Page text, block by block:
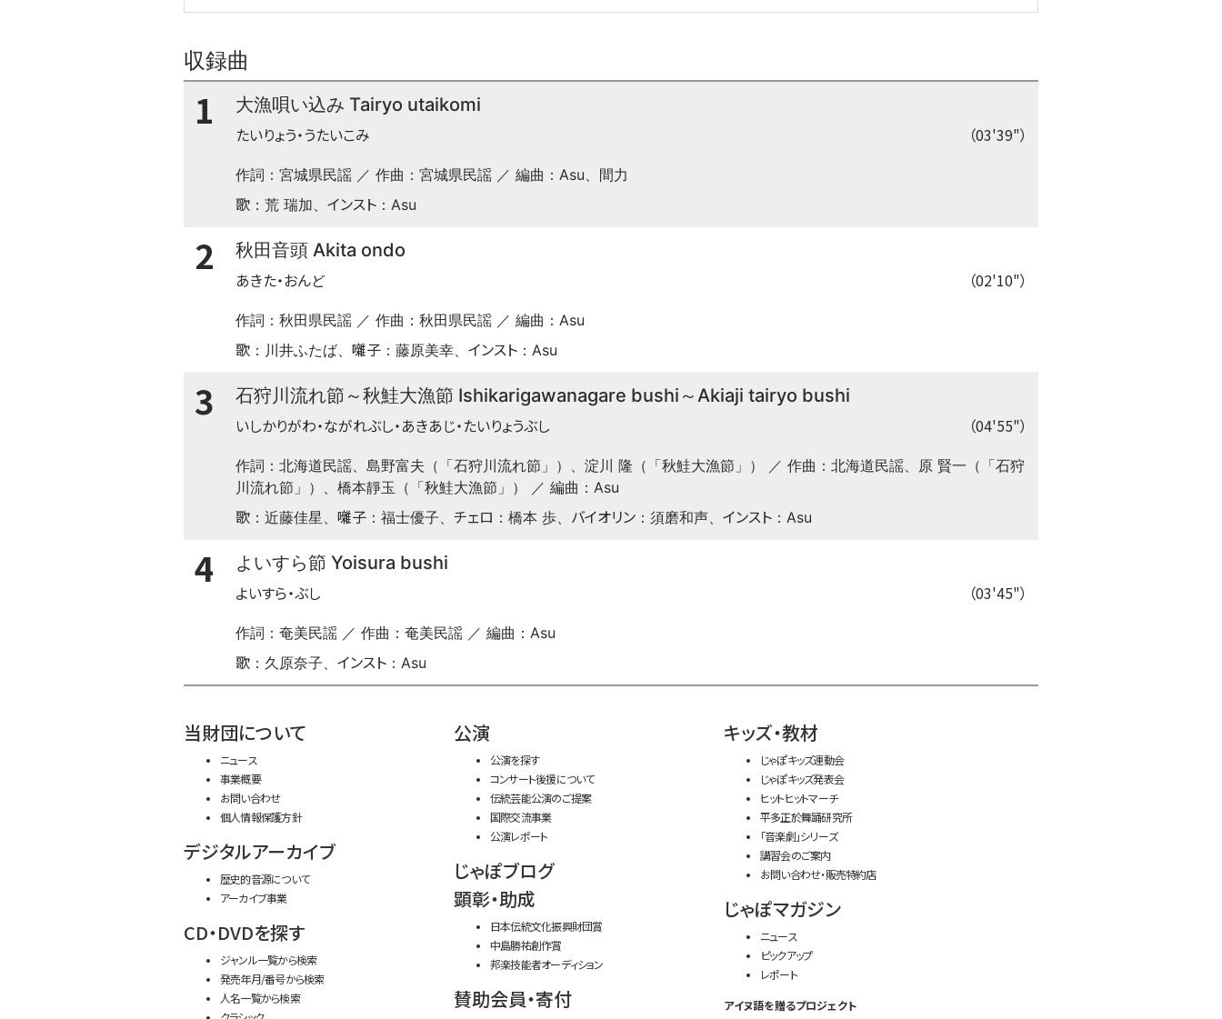
収録曲
1
大漁唄い込み Tairyo utaikomi
（03'39"）
たいりょう・うたいこみ
作詞：宮城県民謡 ／ 作曲：宮城県民謡 ／ 編曲：Asu、間力
歌 ：荒 瑞加、 インスト ：Asu
2
秋田音頭 Akita ondo
（02'10"）
あきた・おんど
作詞：秋田県民謡 ／ 作曲：秋田県民謡 ／ 編曲：Asu
歌 ：川井ふたば、 囃子 ：藤原美幸、 インスト ：Asu
3
石狩川流れ節～秋鮭大漁節 Ishikarigawanagare bushi～Akiaji tairyo bushi
（04'55"）
いしかりがわ・ながれぶし・あきあじ・たいりょうぶし
作詞：北海道民謡、島野富夫（「石狩川流れ節」）、淀川 隆（「秋鮭大漁節」） ／ 作曲：北海道民謡、原 賢一（「石狩
川流れ節」）、橋本靜玉（「秋鮭大漁節」） ／ 編曲：Asu
歌 ：近藤佳星、 囃子 ：福士優子、 チェロ ：橋本 歩、 バイオリン ：須磨和声、 インスト ：Asu
4
よいすら節 Yoisura bushi
（03'45"）
よいすら・ぶし
作詞：奄美民謡 ／ 作曲：奄美民謡 ／ 編曲：Asu
歌 ：久原奈子、 インスト ：Asu
当財団について
ニュース
事業概要
お問い合わせ
個人情報保護方針
デジタルアーカイブ
歴史的音源について
アーカイブ事業
CD・DVDを探す
ジャンル一覧から検索
発売年月/番号から検索
人名一覧から検索
公演
公演を探す
コンサート後援について
伝統芸能公演のご提案
国際交流事業
公演レポート
じゃぽブログ
顕彰・助成
日本伝統文化振興財団賞
中島勝祐創作賞
邦楽技能者オーディション
賛助会員・寄付
キッズ・教材
じゃぽキッズ運動会
じゃぽキッズ発表会
ヒットヒットマーチ
平多正於舞踊研究所
「音楽劇」シリーズ
講習会のご案内
お問い合わせ・販売特約店
じゃぽマガジン
ニュース
ピックアップ
レポート
アイヌ語を贈るプロジェクト